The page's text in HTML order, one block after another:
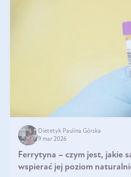
Dietetyk Paulina Górska
9 mar 2026
Ferrytyna – czym jest, jakie
wspierać jej poziom